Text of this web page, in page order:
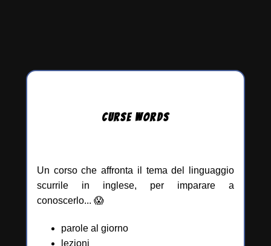
CURSE WORDS
Un corso che affronta il tema del linguaggio
scurrile in inglese, per imparare a
conoscerlo... 😱
parole al giorno
lezioni